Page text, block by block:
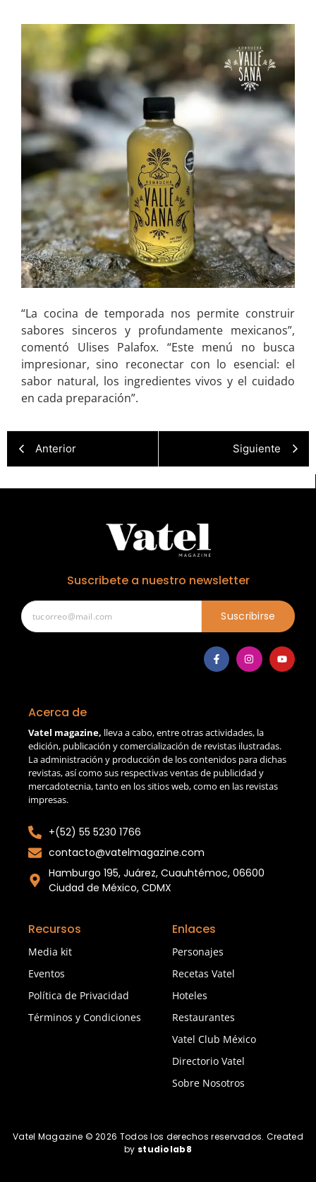
“La cocina de temporada nos permite construir
sabores sinceros y profundamente mexicanos”,
comentó Ulises Palafox. “Este menú no busca
impresionar, sino reconectar con lo esencial: el
sabor natural, los ingredientes vivos y el cuidado
en cada preparación”.
Anterior Siguiente
Suscribete a nuestro newsletter
Suscribirse
Acerca de
Vatel magazine, lleva a cabo, entre otras actividades, la
edición, publicación y comercialización de revistas ilustradas.
La administración y producción de los contenidos para dichas
revistas, así como sus respectivas ventas de publicidad y
mercadotecnia, tanto en los sitios web, como en las revistas
impresas.
+(52) 55 5230 1766
contacto@vatelmagazine.com
Hamburgo 195, Juárez, Cuauhtémoc, 06600
Ciudad de México, CDMX
Recursos
Media kit
Eventos
Política de Privacidad
Términos y Condiciones
Enlaces
Personajes
Recetas Vatel
Hoteles
Restaurantes
Vatel Club México
Directorio Vatel
Sobre Nosotros
Vatel Magazine © 2026 Todos los derechos reservados. Created
by studiolab8